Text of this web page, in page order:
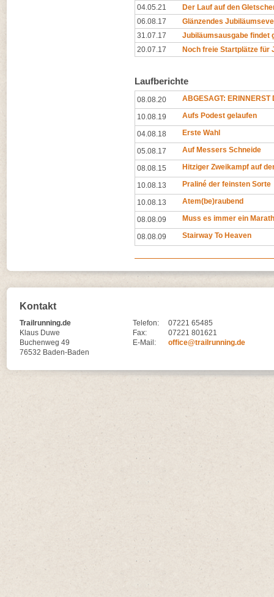
04.05.21
Der Lauf auf den
06.08.17
Glänzendes
31.07.17
Jubiläumsausgabe findet
20.07.17
Noch freie Startplätze für
Laufberichte
08.08.20 ABGESAGT: ERINNERST
10.08.19 Aufs Podest gelaufen
04.08.18 Erste Wahl
05.08.17 Auf Messers Schneide
08.08.15 Hitziger Zweikampf auf
10.08.13 Praliné der feinsten Sorte
10.08.13 Atem(be)raubend
08.08.09 Muss es immer ein
08.08.09 Stairway To Heaven
Kontakt
Trailrunning.de
Klaus Duwe
Buchenweg 49
76532 Baden-Baden
Telefon:
07221 65485
Fax:
07221 801621
E-Mail:
office@trailrunning.de